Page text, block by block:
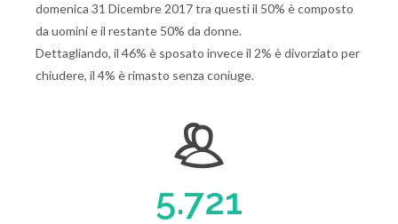
domenica 31 Dicembre 2017 tra questi il 50% è composto
da uomini e il restante 50% da donne.
Dettagliando, il 46% è sposato invece il 2% è divorziato per
chiudere, il 4% è rimasto senza coniuge.
5.721